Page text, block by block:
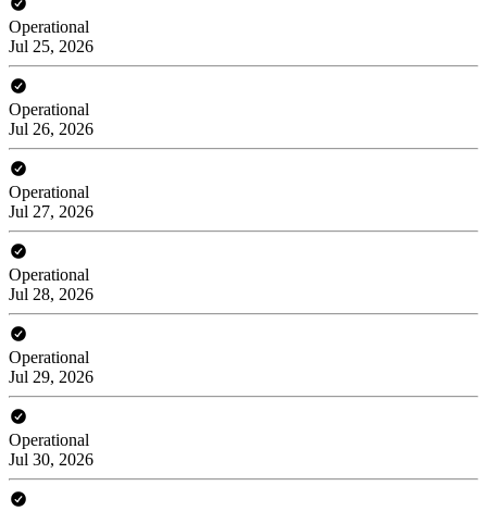
Operational
Jul 25, 2026
Operational
Jul 26, 2026
Operational
Jul 27, 2026
Operational
Jul 28, 2026
Operational
Jul 29, 2026
Operational
Jul 30, 2026